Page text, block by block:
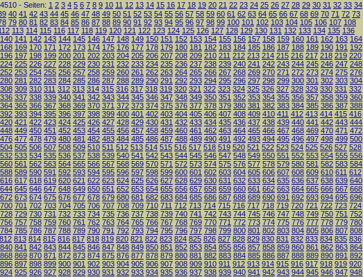
- Seiten: 1 2 3 4 5 6 7 8 9 10 11 12 13 14 15 16 17 18 19 20 21 22 23 24 25 26 27 28 29 30 31 32 33 34
40 41 42 43 44 45 46 47 48 49 50 51 52 53 54 55 56 57 58 59 60 61 62 63 64 65 66 67 68 69 70 71 72 73
79 80 81 82 83 84 85 86 87 88 89 90 91 92 93 94 95 96 97 98 99 100 101 102 103 104 105 106 107 108
113 114 115 116 117 118 119 120 121 122 123 124 125 126 127 128 129 130 131 132 133 134 135 136
140 141 142 143 144 145 146 147 148 149 150 151 152 153 154 155 156 157 158 159 160 161 162 163 164
168 169 170 171 172 173 174 175 176 177 178 179 180 181 182 183 184 185 186 187 188 189 190 191 192
196 197 198 199 200 201 202 203 204 205 206 207 208 209 210 211 212 213 214 215 216 217 218 219 220
224 225 226 227 228 229 230 231 232 233 234 235 236 237 238 239 240 241 242 243 244 245 246 247 248
252 253 254 255 256 257 258 259 260 261 262 263 264 265 266 267 268 269 270 271 272 273 274 275 276
280 281 282 283 284 285 286 287 288 289 290 291 292 293 294 295 296 297 298 299 300 301 302 303 304
308 309 310 311 312 313 314 315 316 317 318 319 320 321 322 323 324 325 326 327 328 329 330 331 332
336 337 338 339 340 341 342 343 344 345 346 347 348 349 350 351 352 353 354 355 356 357 358 359 360
364 365 366 367 368 369 370 371 372 373 374 375 376 377 378 379 380 381 382 383 384 385 386 387 388
392 393 394 395 396 397 398 399 400 401 402 403 404 405 406 407 408 409 410 411 412 413 414 415 416
420 421 422 423 424 425 426 427 428 429 430 431 432 433 434 435 436 437 438 439 440 441 442 443 444
448 449 450 451 452 453 454 455 456 457 458 459 460 461 462 463 464 465 466 467 468 469 470 471 472
476 477 478 479 480 481 482 483 484 485 486 487 488 489 490 491 492 493 494 495 496 497 498 499 500
504 505 506 507 508 509 510 511 512 513 514 515 516 517 518 519 520 521 522 523 524 525 526 527 528
532 533 534 535 536 537 538 539 540 541 542 543 544 545 546 547 548 549 550 551 552 553 554 555 556
560 561 562 563 564 565 566 567 568 569 570 571 572 573 574 575 576 577 578 579 580 581 582 583 584
588 589 590 591 592 593 594 595 596 597 598 599 600 601 602 603 604 605 606 607 608 609 610 611 612
616 617 618 619 620 621 622 623 624 625 626 627 628 629 630 631 632 633 634 635 636 637 638 639 640
644 645 646 647 648 649 650 651 652 653 654 655 656 657 658 659 660 661 662 663 664 665 666 667 668
672 673 674 675 676 677 678 679 680 681 682 683 684 685 686 687 688 689 690 691 692 693 694 695 696
700 701 702 703 704 705 706 707 708 709 710 711 712 713 714 715 716 717 718 719 720 721 722 723 724
728 729 730 731 732 733 734 735 736 737 738 739 740 741 742 743 744 745 746 747 748 749 750 751 752
756 757 758 759 760 761 762 763 764 765 766 767 768 769 770 771 772 773 774 775 776 777 778 779 780
784 785 786 787 788 789 790 791 792 793 794 795 796 797 798 799 800 801 802 803 804 805 806 807 808
812 813 814 815 816 817 818 819 820 821 822 823 824 825 826 827 828 829 830 831 832 833 834 835 836
840 841 842 843 844 845 846 847 848 849 850 851 852 853 854 855 856 857 858 859 860 861 862 863 864
868 869 870 871 872 873 874 875 876 877 878 879 880 881 882 883 884 885 886 887 888 889 890 891 892
896 897 898 899 900 901 902 903 904 905 906 907 908 909 910 911 912 913 914 915 916 917 918 919 920
924 925 926 927 928 929 930 931 932 933 934 935 936 937 938 939 940 941 942 943 944 945 946 947 948